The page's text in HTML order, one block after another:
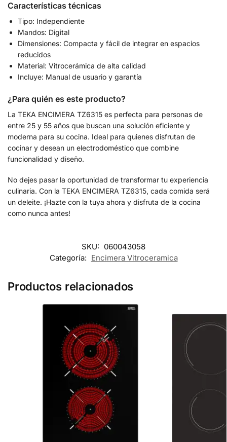
Características técnicas
Tipo: Independiente
Mandos: Digital
Dimensiones: Compacta y fácil de integrar en espacios
reducidos
Material: Vitrocerámica de alta calidad
Incluye: Manual de usuario y garantía
¿Para quién es este producto?
La TEKA ENCIMERA TZ6315 es perfecta para personas de
entre 25 y 55 años que buscan una solución eficiente y
moderna para su cocina. Ideal para quienes disfrutan de
cocinar y desean un electrodoméstico que combine
funcionalidad y diseño.
No dejes pasar la oportunidad de transformar tu experiencia
culinaria. Con la TEKA ENCIMERA TZ6315, cada comida será
un deleite. ¡Hazte con la tuya ahora y disfruta de la cocina
como nunca antes!
SKU: 060043058
Categoría: Encimera Vitroceramica
Productos relacionados